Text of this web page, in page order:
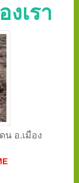
เรา
น อ.เมือง